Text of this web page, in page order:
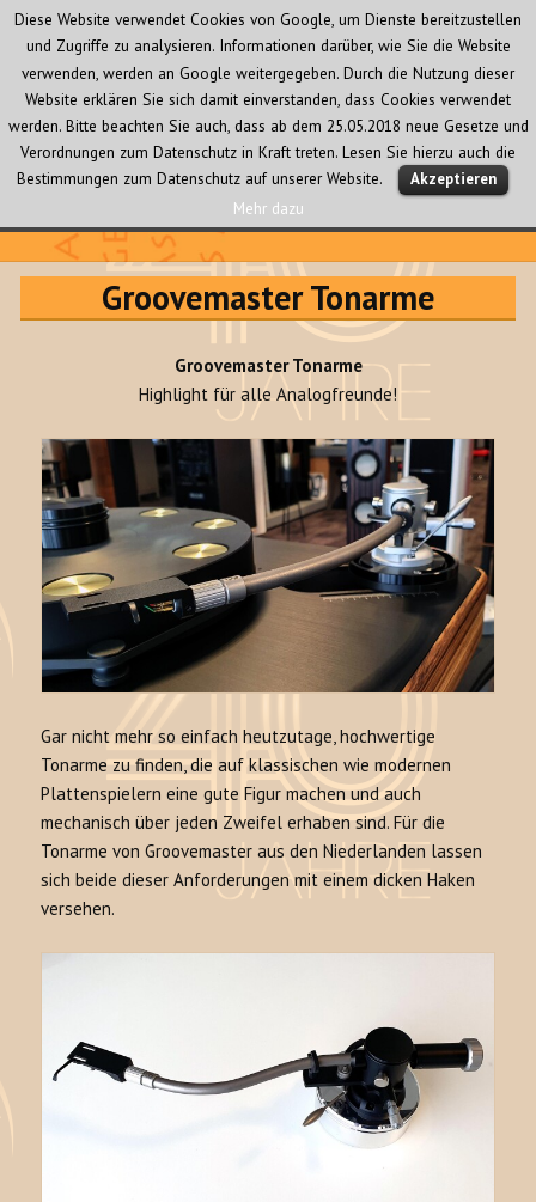
Audio Creativ
MENÜ
UND
Groovemaster Tonarme
Groovemaster Tonarme
Highlight für alle Analogfreunde!
Gar nicht mehr so einfach heutzutage, hochwertige
Tonarme zu finden, die auf klassischen wie modernen
Plattenspielern eine gute Figur machen und auch
mechanisch über jeden Zweifel erhaben sind. Für die
Tonarme von Groovemaster aus den Niederlanden lassen
sich beide dieser Anforderungen mit einem dicken Haken
versehen.
Diese Website verwendet Cookies von Google, um Dienste bereitzustellen
und Zugriffe zu analysieren. Informationen darüber, wie Sie die Website
verwenden, werden an Google weitergegeben. Durch die Nutzung dieser
Website erklären Sie sich damit einverstanden, dass Cookies verwendet
werden. Bitte beachten Sie auch, dass ab dem 25.05.2018 neue Gesetze und
Verordnungen zum Datenschutz in Kraft treten. Lesen Sie hierzu auch die
Bestimmungen zum Datenschutz auf unserer Website.
Akzeptieren
Mehr dazu